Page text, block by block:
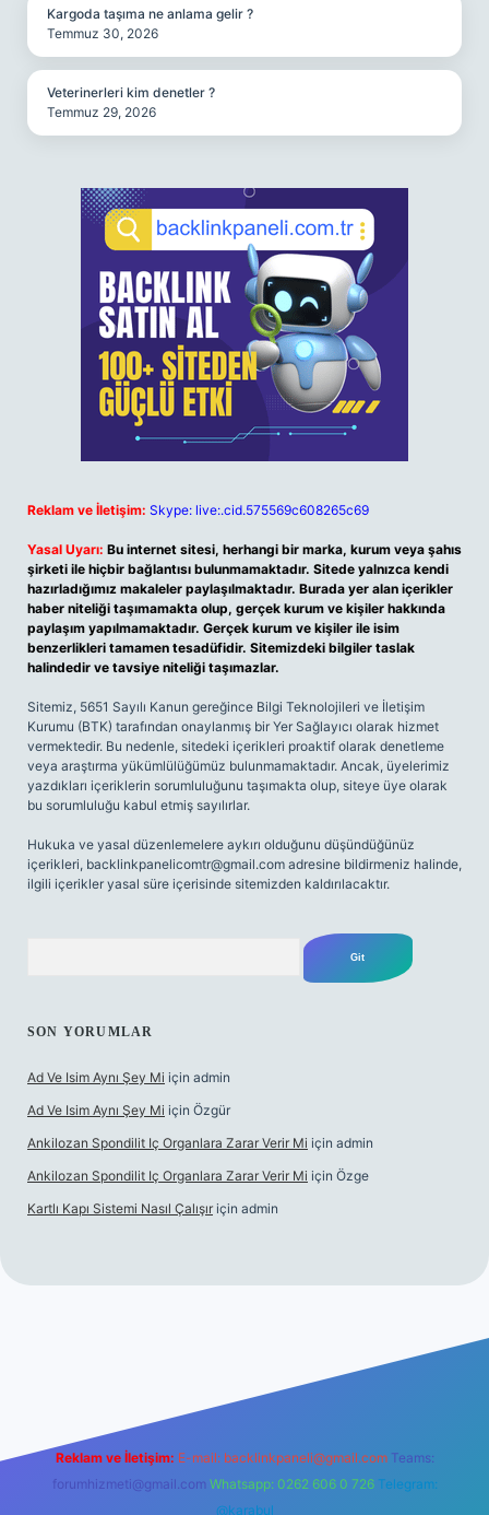
Kargoda taşıma ne anlama gelir ?
Temmuz 30, 2026
Veterinerleri kim denetler ?
Temmuz 29, 2026
Reklam ve İletişim: Skype: live:.cid.575569c608265c69
Yasal Uyarı: Bu internet sitesi, herhangi bir marka, kurum veya şahıs
şirketi ile hiçbir bağlantısı bulunmamaktadır. Sitede yalnızca kendi
hazırladığımız makaleler paylaşılmaktadır. Burada yer alan içerikler
haber niteliği taşımamakta olup, gerçek kurum ve kişiler hakkında
paylaşım yapılmamaktadır. Gerçek kurum ve kişiler ile isim
benzerlikleri tamamen tesadüfidir. Sitemizdeki bilgiler taslak
halindedir ve tavsiye niteliği taşımazlar.
Sitemiz, 5651 Sayılı Kanun gereğince Bilgi Teknolojileri ve İletişim
Kurumu (BTK) tarafından onaylanmış bir Yer Sağlayıcı olarak hizmet
vermektedir. Bu nedenle, sitedeki içerikleri proaktif olarak denetleme
veya araştırma yükümlülüğümüz bulunmamaktadır. Ancak, üyelerimiz
yazdıkları içeriklerin sorumluluğunu taşımakta olup, siteye üye olarak
bu sorumluluğu kabul etmiş sayılırlar.
Hukuka ve yasal düzenlemelere aykırı olduğunu düşündüğünüz
içerikleri, backlinkpanelicomtr@gmail.com adresine bildirmeniz halinde,
ilgili içerikler yasal süre içerisinde sitemizden kaldırılacaktır.
SON YORUMLAR
Ad Ve Isim Aynı Şey Mi için admin
Ad Ve Isim Aynı Şey Mi için Özgür
Ankilozan Spondilit Iç Organlara Zarar Verir Mi için admin
Ankilozan Spondilit Iç Organlara Zarar Verir Mi için Özge
Kartlı Kapı Sistemi Nasıl Çalışır için admin
Reklam ve İletişim: E-mail: backlinkpaneli@gmail.com Teams:
forumhizmeti@gmail.com Whatsapp: 0262 606 0 726 Telegram:
@karabul